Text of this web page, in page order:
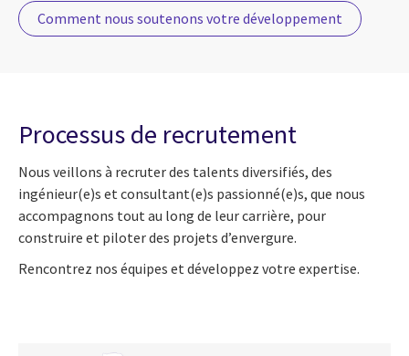
Comment nous soutenons votre développement
Processus de recrutement
Nous veillons à recruter des talents diversifiés, des
ingénieur(e)s et consultant(e)s passionné(e)s, que nous
accompagnons tout au long de leur carrière, pour
construire et piloter des projets d’envergure.
Rencontrez nos équipes et développez votre expertise.